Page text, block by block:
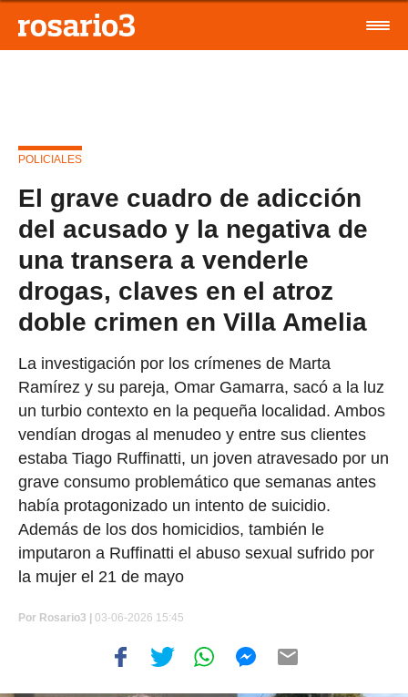
POLICIALES
El grave cuadro de adicción
del acusado y la negativa de
una transera a venderle
drogas, claves en el atroz
doble crimen en Villa Amelia
La investigación por los crímenes de Marta
Ramírez y su pareja, Omar Gamarra, sacó a la luz
un turbio contexto en la pequeña localidad. Ambos
vendían drogas al menudeo y entre sus clientes
estaba Tiago Ruffinatti, un joven atravesado por un
grave consumo problemático que semanas antes
había protagonizado un intento de suicidio.
Además de los dos homicidios, también le
imputaron a Ruffinatti el abuso sexual sufrido por
la mujer el 21 de mayo
Por Rosario3 | 03-06-2026 15:45